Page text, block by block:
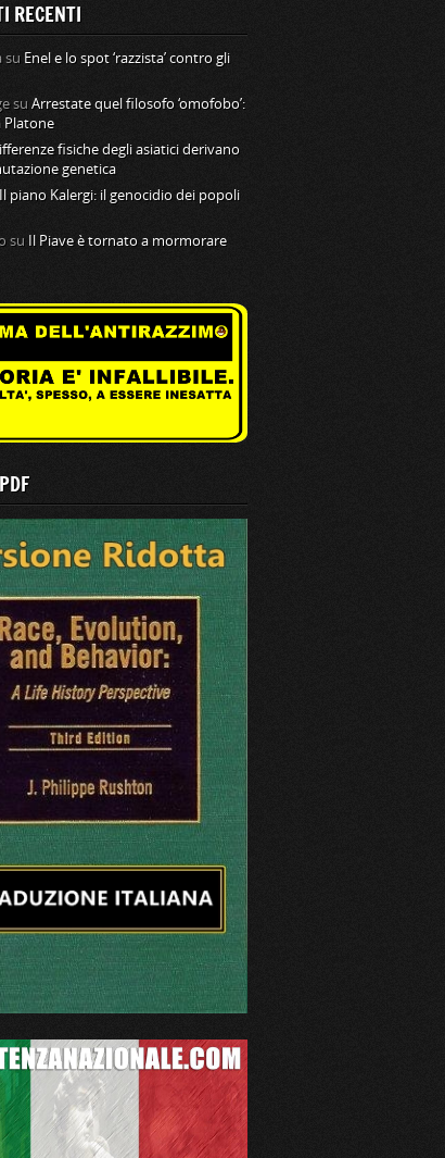
RECENTI
su Enel e lo spot ‘razzista’ contro gli
su Arrestate quel filosofo ‘omofobo’:
Platone
fisiche degli asiatici derivano
genetica
Il piano Kalergi: il genocidio dei popoli
su Il Piave è tornato a mormorare